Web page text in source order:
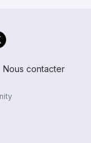
Nous contacter